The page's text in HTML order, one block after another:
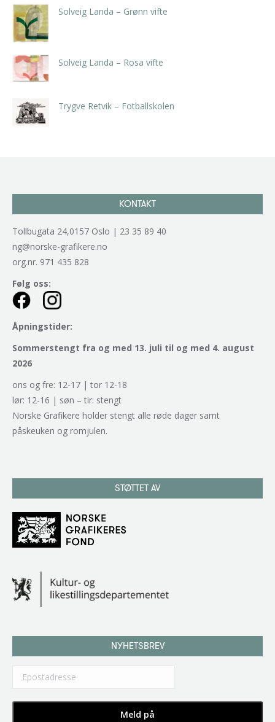
Solveig Landa – Grønn vifte
Solveig Landa – Rosa vifte
Trygve Retvik – Fotballskolen
KONTAKT
Tollbugata 24,0157 Oslo | 23 35 89 40
ng@norske-grafikere.no
org.nr. 971 435 828
Følg oss:
Åpningstider:
Sommerstengt fra og med 13. juli til og med 4. august
2026
ons og fre: 12-17 | tor 12-18
lør: 12-16 | søn – tir: stengt
Norske Grafikere holder stengt alle røde dager samt
påskeuken og romjulen.
STØTTET AV
NYHETSBREV